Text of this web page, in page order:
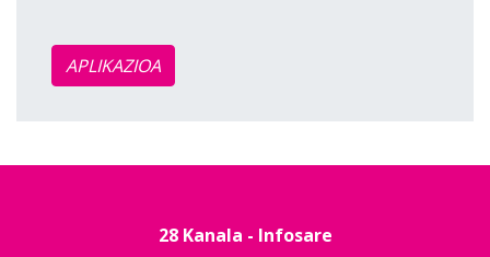
APLIKAZIOA
28 Kanala - Infosare